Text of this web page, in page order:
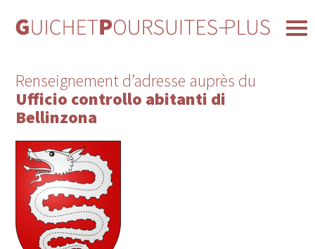
Renseignement d’adresse auprès du
Ufficio controllo abitanti di
Bellinzona